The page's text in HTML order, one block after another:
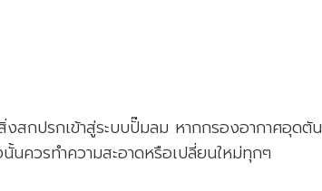
สกปรกเข้าสู่ระบบปั๊มลม หากกรองอากาศอุดตัน
ควรทำความสะอาดหรือเปลี่ยนใหม่ทุกๆ